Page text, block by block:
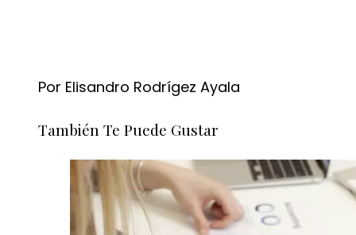
Por Elisandro Rodrígez Ayala
También Te Puede Gustar